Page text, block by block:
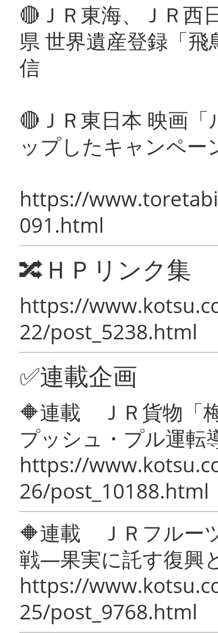
🔴ＪＲ東海、ＪＲ西
県 世界遺産登録「
信
🔴ＪＲ東日本 映画
ップしたキャンペー
https://
091.html
🔀ＨＰリンク集
https://
22/post_5238.html
✅連載企画
🔶連載 ＪＲ貨物「
プッシュ・プル運転
https://
26/post_10188.html
🔶連載 ＪＲフルー
戦―果実に託す復興
https://
25/post_9768.html